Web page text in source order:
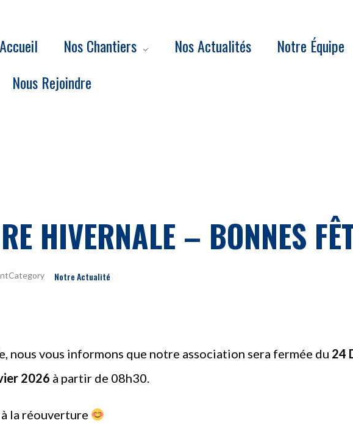
Accueil Nos Chantiers Nos Actualités Notre Équipe
Nous Rejoindre
HIVERNALE – BONNES
Notre Actualité
nous vous informons que notre association sera fermée du 24
2026 à partir de 08h30.
la réouverture